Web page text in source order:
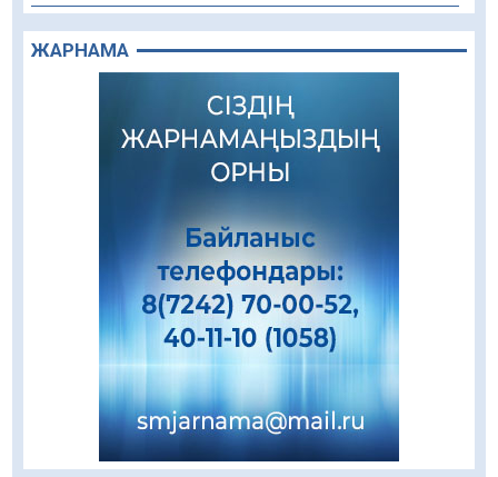
Құрылыс қарқыны – қала дамуының айғағы
08.08.2026
Зәулім ғимараттарда туған жерді түлеткен
азаматтардың қолтаңбасы бар
Еңбегі ерлікпен тең мамандық
Даналықтың шырағданы, ой-сананың
шамшырағы
08.08.2026
Кенеге қарсы залалсыздандыру жұмыстары
жүргізілуде
07.08.2026
ЖАРНАМА